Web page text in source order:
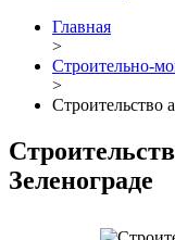
Главная
>
Строительно-
>
Строительство
Зеленограде